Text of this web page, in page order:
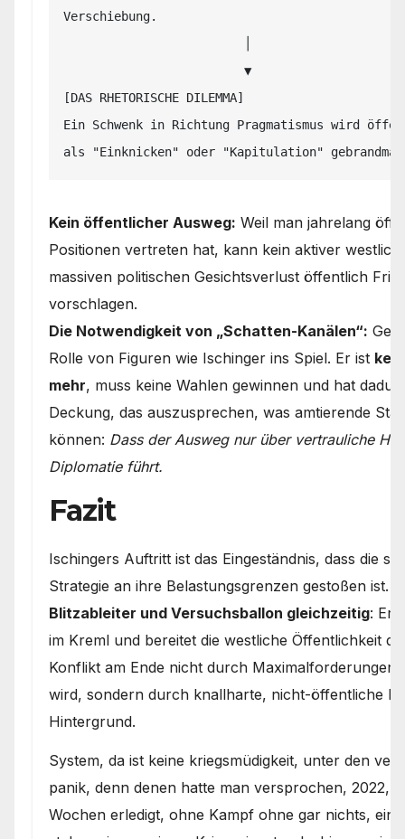
Verschiebung.
[DAS RHETORISCHE DILEMMA]
Ein Schwenk in Richtung Pragmatismus wird
Kein öffentlicher Ausweg: Weil man jahrelang
Positionen vertreten hat, kann kein aktiver
massiven politischen Gesichtsverlust öffentlich
vorschlagen.
Die Notwendigkeit von „Schatten-Kanälen“:
Rolle von Figuren wie Ischinger ins Spiel. Er ist
mehr, muss keine Wahlen gewinnen und hat
Deckung, das auszusprechen, was amtierende
können: Dass der Ausweg nur über vertrauliche
Diplomatie führt.
Fazit
Ischingers Auftritt ist das Eingeständnis, dass die
Strategie an ihre Belastungsgrenzen gestoßen ist.
Blitzableiter und Versuchsballon gleichzeitig: Er
im Kreml und bereitet die westliche Öffentlichkeit
Konflikt am Ende nicht durch Maximalforderungen
wird, sondern durch knallharte, nicht-öffentliche
Hintergrund.
System, da ist keine kriegsmüdigkeit, unter den
panik, denn denen hatte man versprochen, 2022,
Wochen erledigt, ohne Kampf ohne gar nichts,